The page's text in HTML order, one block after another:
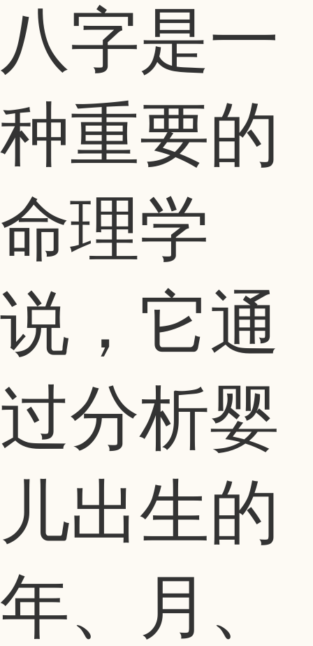
八字是一
种重要的
命理学
说，它通
过分析婴
儿出生的
年、月、